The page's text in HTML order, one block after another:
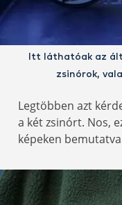
Itt láthatóak az
zsinórok,
Legtöbben azt
a két zsinórt. Nos,
képeken